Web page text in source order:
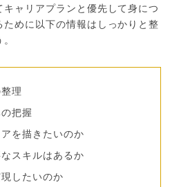
ャリアプランと優先して身につ
めに以下の情報はしっかりと整
理
把握
を描きたいのか
スキルはあるか
したいのか